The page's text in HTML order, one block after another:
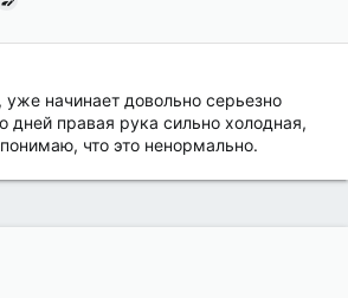
начинает довольно серьезно
дней правая рука сильно холодная,
что это ненормально.